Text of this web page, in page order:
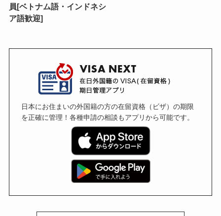
員[ベトナム語・インドネシ
ア語歓迎]
日本にお住まいの外国籍の方の在留資格（ビザ）の期限
を正確に管理！各種申請の相談もアプリから可能です。